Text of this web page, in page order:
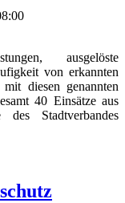
ausgelöste
von erkannten
diesen genannten
40 Einsätze aus
Stadtverbandes